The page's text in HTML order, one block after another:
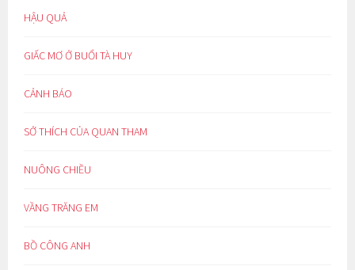
HẬU QUẢ
GIẤC MƠ Ở BUỔI TÀ HUY
CẢNH BÁO
SỞ THÍCH CỦA QUAN THAM
NUÔNG CHIỀU
VẦNG TRĂNG EM
BỒ CÔNG ANH